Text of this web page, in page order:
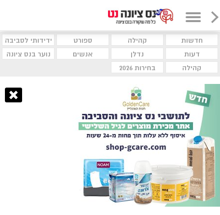
חדשות קהילה ספורט
ידידותי לסביבה
דעות
נדלן אנשים
נוער בנס ציונה
קהילה
בחירות 2026